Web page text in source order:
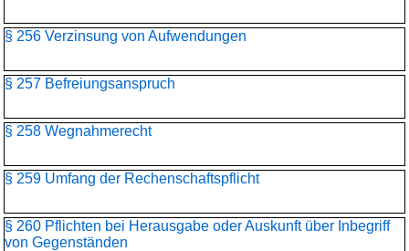
§ 256 Verzinsung von Aufwendungen
§ 257 Befreiungsanspruch
§ 258 Wegnahmerecht
§ 259 Umfang der Rechenschaftspflicht
§ 260 Pflichten bei Herausgabe oder Auskunft über Inbegriff
von Gegenständen